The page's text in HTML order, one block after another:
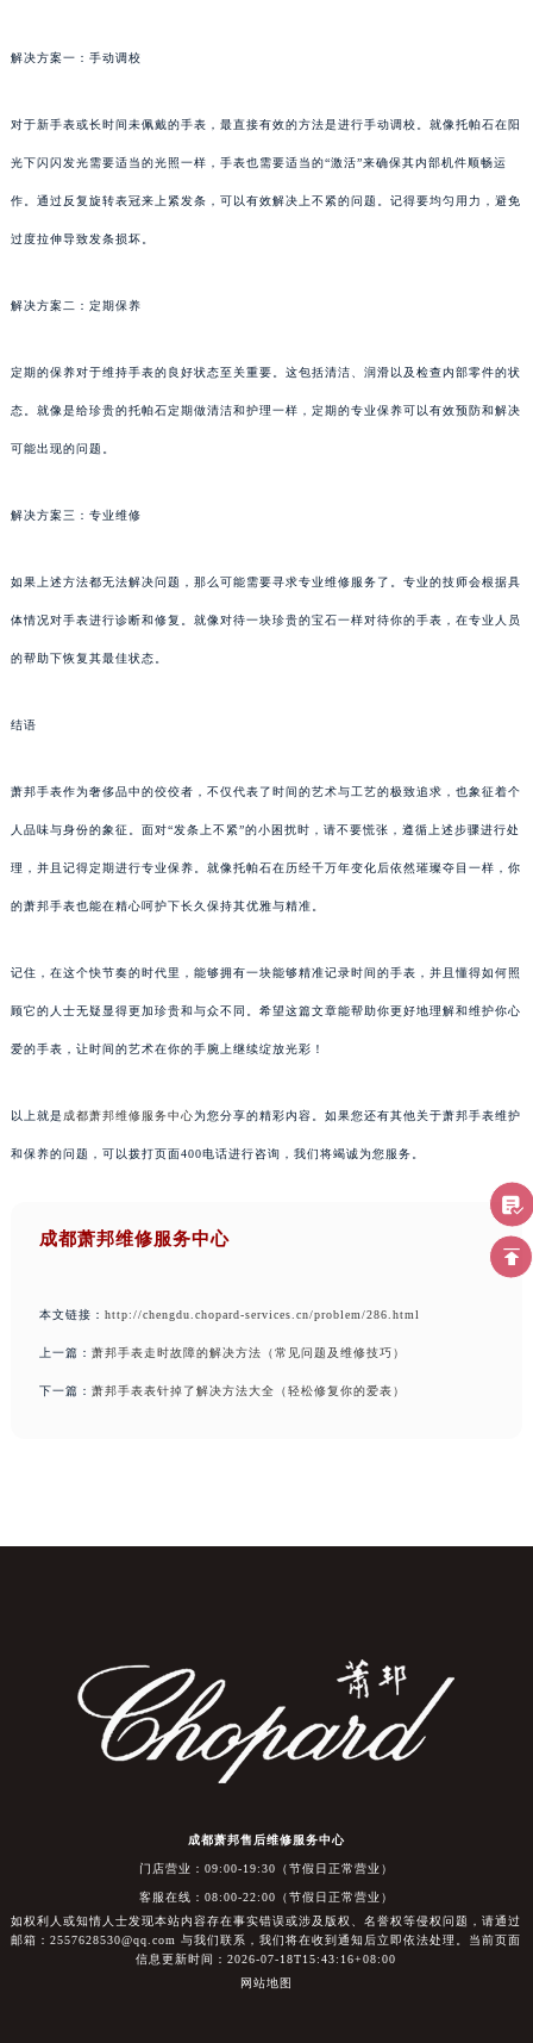
解决方案一：手动调校
对于新手表或长时间未佩戴的手表，最直接有效的方法是进行手动调校。就像托帕石在阳
光下闪闪发光需要适当的光照一样，手表也需要适当的“激活”来确保其内部机件顺畅运
作。通过反复旋转表冠来上紧发条，可以有效解决上不紧的问题。记得要均匀用力，避免
过度拉伸导致发条损坏。
解决方案二：定期保养
定期的保养对于维持手表的良好状态至关重要。这包括清洁、润滑以及检查内部零件的状
态。就像是给珍贵的托帕石定期做清洁和护理一样，定期的专业保养可以有效预防和解决
可能出现的问题。
解决方案三：专业维修
如果上述方法都无法解决问题，那么可能需要寻求专业维修服务了。专业的技师会根据具
体情况对手表进行诊断和修复。就像对待一块珍贵的宝石一样对待你的手表，在专业人员
的帮助下恢复其最佳状态。
结语
萧邦手表作为奢侈品中的佼佼者，不仅代表了时间的艺术与工艺的极致追求，也象征着个
人品味与身份的象征。面对“发条上不紧”的小困扰时，请不要慌张，遵循上述步骤进行处
理，并且记得定期进行专业保养。就像托帕石在历经千万年变化后依然璀璨夺目一样，你
的萧邦手表也能在精心呵护下长久保持其优雅与精准。
记住，在这个快节奏的时代里，能够拥有一块能够精准记录时间的手表，并且懂得如何照
顾它的人士无疑显得更加珍贵和与众不同。希望这篇文章能帮助你更好地理解和维护你心
爱的手表，让时间的艺术在你的手腕上继续绽放光彩！
以上就是 成都萧邦维修服务中心为您分享的精彩内容。如果您还有其他关于萧邦手表维护
和保养的问题，可以拨打页面400电话进行咨询，我们将竭诚为您服务。
成都萧邦维修服务中心
本文链接： http://chengdu.chopard-services.cn/problem/286.html
上一篇： 萧邦手表走时故障的解决方法（常见问题及维修技巧）
下一篇： 萧邦手表表针掉了解决方法大全（轻松修复你的爱表）
成都萧邦售后维修服务中心
门店营业：09:00-19:30（节假日正常营业）
客服在线：08:00-22:00（节假日正常营业）
如权利人或知情人士发现本站内容存在事实错误或涉及版权、名誉权等侵权问题，请通过
邮箱：2557628530@qq.com 与我们联系，我们将在收到通知后立即依法处理。当前页面
信息更新时间：2026-07-18T15:43:16+08:00
网站地图